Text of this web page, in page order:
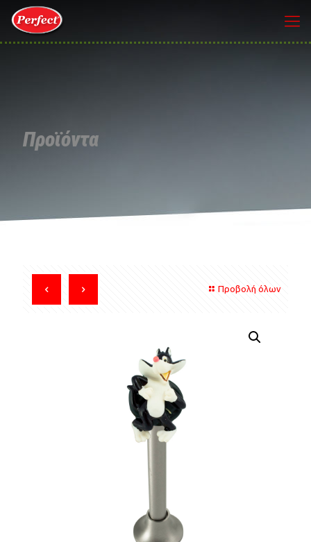
Προϊόντα
Προβολή όλων